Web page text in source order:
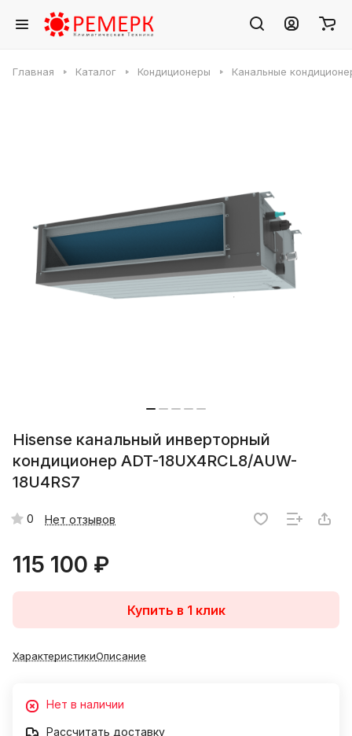
Главная Каталог Кондиционеры Канальные
Hisense канальный инверторный
кондиционер ADT-18UX4RCL8/AUW-
18U4RS7
0 Нет отзывов
115 100 ₽
Купить в 1 клик
ХарактеристикиОписание
Нет в наличии
Рассчитать доставку